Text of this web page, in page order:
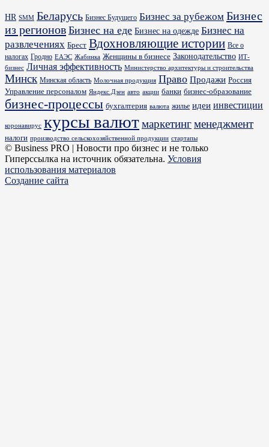
HR SMM Беларусь Бизнес Будущего Бизнес за рубежом Бизнес
из регионов Бизнес на еде Бизнес на одежде Бизнес на
развлечениях Брест Вдохновляющие истории Все о
налогах Гродно ЕАЭС Жабинка Женщины в бизнесе Законодательство ИТ-
бизнес Личная эффективность Министерство архитектуры и строительства
Минск Минская область Молочная продукция Право Продажи Россия
Управление персоналом Яндекс.Дзен авто акции банки бизнес-образование
бизнес-процессы бухгалтерия валюта жилье идеи инвестиции
коронавирус курсы валютмаркетингменеджмент
налоги производство сельскохозяйственной продукции стартапы
© Business PRO | Новости про бизнес и не только
Гиперссылка на источник обязательна. Условия
использования материалов
Создание сайта